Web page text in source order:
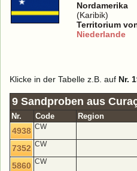
Nordamerika
(Karibik)
Territorium
Niederlande
Klicke in der Tabelle z.B. auf Nr.
9 Sandproben aus
Nr. Code Region
4938 CW
7352 CW
5860 CW